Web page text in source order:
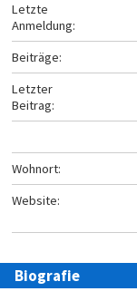
Letzte
Anmeldung:
Beiträge:
Letzter
Beitrag:
Wohnort:
Website:
Biografie